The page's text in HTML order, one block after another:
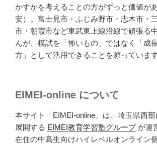
かすかを考えることの方がずっと価値が
安）。富士見市・ふじみ野市・志木市・
市・朝霞市など東武東上線沿線で頑張る
んが、模試を「怖いもの」ではなく「成
方」として活用できることを願っています
EIMEI-online について
本サイト「EIMEI-online」は、埼玉県西
展開する EIMEI教育学習塾グループが運
在住の中高生向けハイレベルオンライン